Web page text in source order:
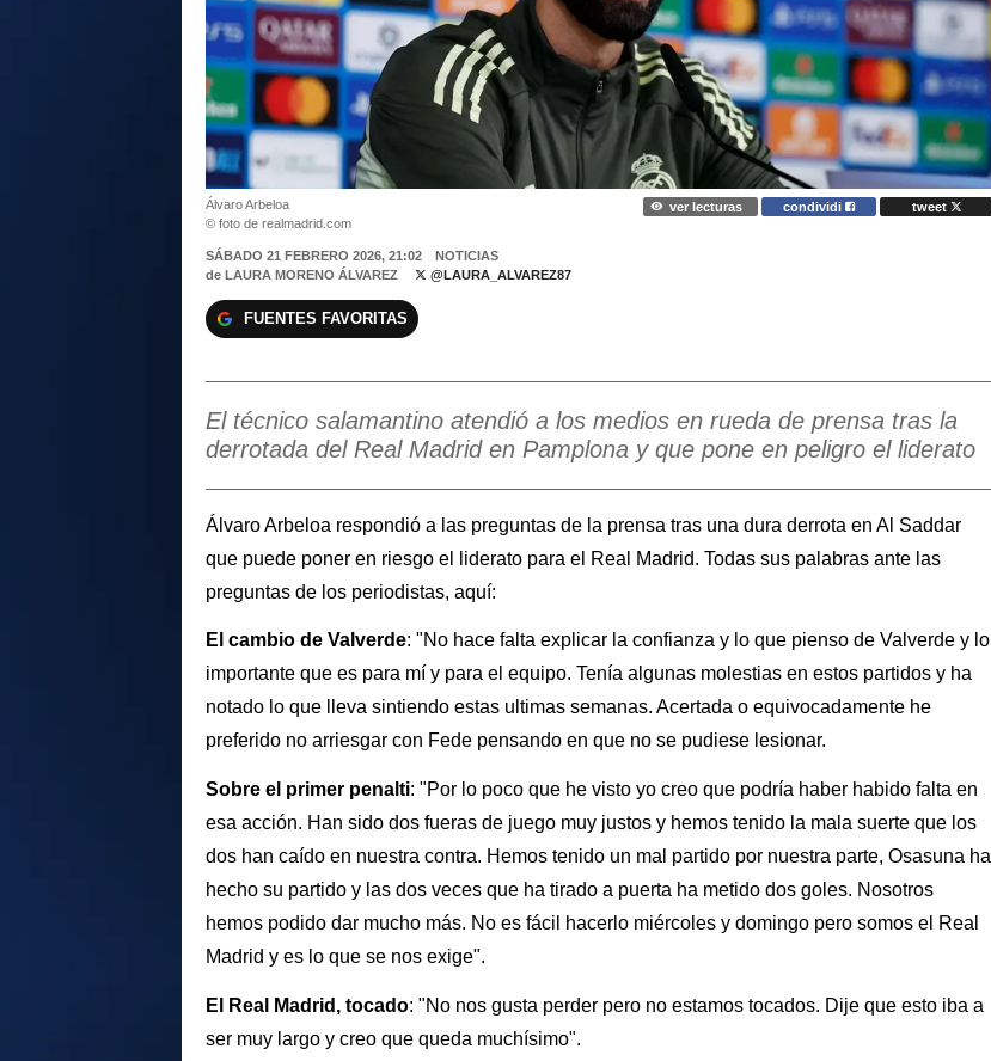
Álvaro Arbeloa
© foto de realmadrid.com
ver lecturas condividi tweet
SÁBADO 21 FEBRERO 2026, 21:02
NOTICIAS
de LAURA MORENO ÁLVAREZ @LAURA_ALVAREZ87
FUENTES FAVORITAS
El técnico salamantino atendió a los medios en rueda de prensa tras la
derrotada del Real Madrid en Pamplona y que pone en peligro el liderato
Álvaro Arbeloa respondió a las preguntas de la prensa tras una dura derrota en Al Saddar
que puede poner en riesgo el liderato para el Real Madrid. Todas sus palabras ante las
preguntas de los periodistas, aquí:
El cambio de Valverde: "No hace falta explicar la confianza y lo que pienso de Valverde y lo
importante que es para mí y para el equipo. Tenía algunas molestias en estos partidos y ha
notado lo que lleva sintiendo estas ultimas semanas. Acertada o equivocadamente he
preferido no arriesgar con Fede pensando en que no se pudiese lesionar.
Sobre el primer penalti: "Por lo poco que he visto yo creo que podría haber habido falta en
esa acción. Han sido dos fueras de juego muy justos y hemos tenido la mala suerte que los
dos han caído en nuestra contra. Hemos tenido un mal partido por nuestra parte, Osasuna ha
hecho su partido y las dos veces que ha tirado a puerta ha metido dos goles. Nosotros
hemos podido dar mucho más. No es fácil hacerlo miércoles y domingo pero somos el Real
Madrid y es lo que se nos exige".
El Real Madrid, tocado: "No nos gusta perder pero no estamos tocados. Dije que esto iba a
ser muy largo y creo que queda muchísimo".